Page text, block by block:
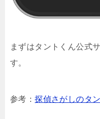
まずはタントくん公式
す。
参考：探偵さがしのタ